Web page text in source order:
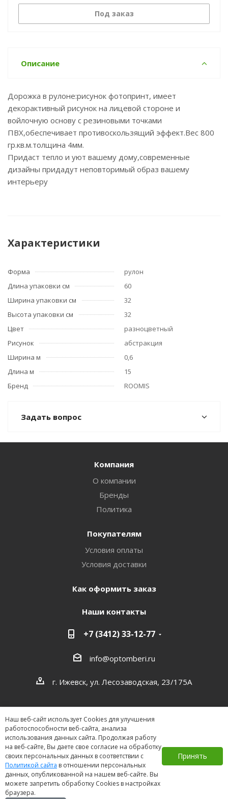
Под заказ
Описание
Дорожка в рулоне:рисунок фотопринт, имеет
декорактивный рисунок на лицевой стороне и
войлочную основу с резиновыми точками
ПВХ,обеспечивает противоскользящий эффект.Вес 800
гр.кв.м.толщина 4мм.
Придаст тепло и уют вашему дому,современные
дизайны придадут неповторимый образ вашему
интерьеру
Характеристики
Форма
рулон
Длина упаковки см
60
Ширина упаковки см
32
Высота упаковки см
32
Цвет
разноцветный
Рисунок
абстракция
Ширина м
0,6
Длина м
15
Бренд
ROOMIS
Задать вопрос
Наш веб-сайт использует Cookies для улучшения
работоспособности веб-сайта, анализа
использования данных сайта. Продолжая работу
на веб-сайте, Вы даете свое согласие на обработку
своих персональных данных в соответствии с
Политикой сайта в отношении персональных
данных, опубликованной на нашем веб-сайте. Вы
можете запретить обработку Cookies в настройках
браузера.
Принять
Компания
О компании
Бренды
Политика
Покупателям
Условия оплаты
Условия доставки
Как оформить заказ
Наши контакты
+7 (3412) 33-12-77
info@optomberi.ru
г. Ижевск, ул. Лесозаводская, 23/175А
2026 ©